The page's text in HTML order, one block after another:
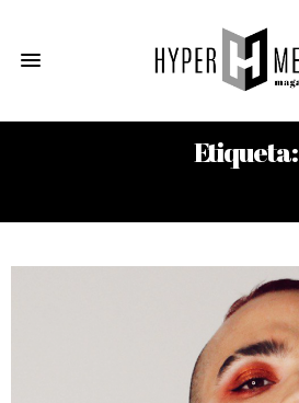
Etiqueta: